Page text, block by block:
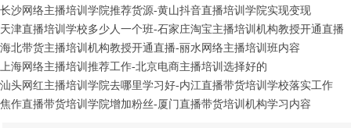
长沙网络主播培训学院推荐货源-黄山抖音直播培训学院实现变现
天津直播培训学校多少人一个班-石家庄淘宝主播培训机构教授开通直播
海北带货主播培训机构教授开通直播-丽水网络主播培训班内容
上海网络主播培训推荐工作-北京电商主播培训选择好的
汕头网红主播培训学院去哪里学习好-内江直播带货培训学校落实工作
焦作直播带货培训学院增加粉丝-厦门直播带货培训机构学习内容